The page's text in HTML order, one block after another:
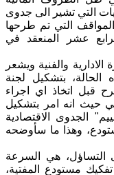
التي تشير الى جدوى
التي تم طرحها
عشر المنعقد في
والفنية ويشعر
الحالة، بتشكيل لجنة
قبل اتخاذ اي اجراء
حيث انه امر بتشكيل
الجدوى الاقتصادية
وهذا ما سأوضحه
التساؤل، هي السرعة
مستودع المفتية،